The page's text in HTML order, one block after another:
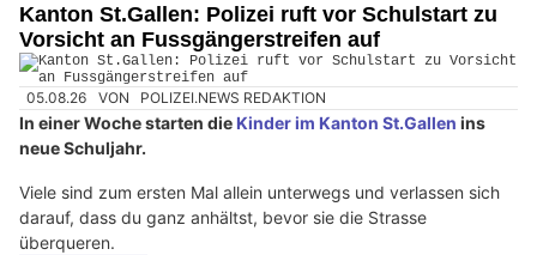
Kanton St.Gallen: Polizei ruft vor Schulstart zu
Vorsicht an Fussgängerstreifen auf
05.08.26 VON POLIZEI.NEWS REDAKTION
In einer Woche starten die Kinder im Kanton St.Gallen ins
neue Schuljahr.
Viele sind zum ersten Mal allein unterwegs und verlassen sich
darauf, dass du ganz anhältst, bevor sie die Strasse
überqueren.